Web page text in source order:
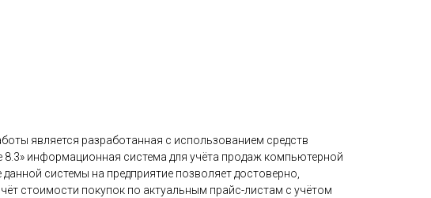
является разработанная с использованием средств
информационная система для учёта продаж компьютерной
данной системы на предприятие позволяет достоверно,
стоимости покупок по актуальным прайс-листам с учётом